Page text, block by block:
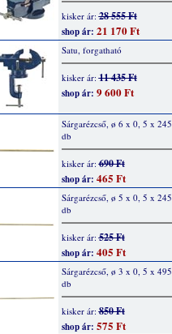
kisker ár:28 555 Ft
shop ár: 21 170 Ft
Satu, forgatható
kisker ár:11 435 Ft
shop ár: 9 600 Ft
Sárgarézcső, ø 6 x 0, 5 x
db
kisker ár:690 Ft
shop ár: 465 Ft
Sárgarézcső, ø 5 x 0, 5 x
db
kisker ár:525 Ft
shop ár: 405 Ft
Sárgarézcső, ø 3 x 0, 5 x
db
kisker ár:850 Ft
shop ár: 575 Ft